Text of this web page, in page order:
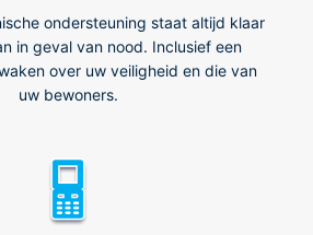
ondersteuning staat altijd klaar
in geval van nood. Inclusief een
over uw veiligheid en die van
uw bewoners.